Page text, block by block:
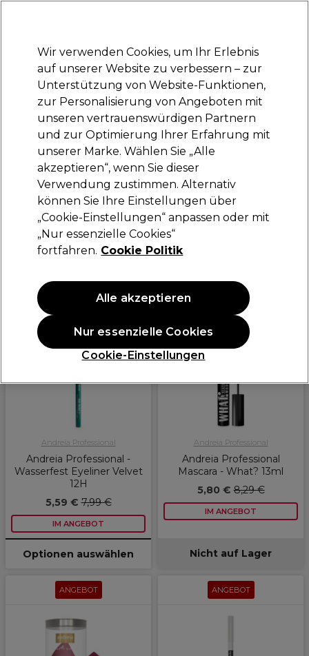
Anmelden
Marken Deals Haare Elektrogeräte Saloneinrichtung
Lieferung und Lieferzeiten
– mehr erfahren
Kosmetik Make-up und Accessoires
Augen
Filters
weitere
Farbtöne
Andreia Professional
Andreia Professional -
Wasserfest Eyeliner Velvet
12H
5,59 €7,99 €
IM ANGEBOT
Optionen auswählen
ANGEBOT
Andreia Professional
Andreia Professional
Mascara - What? 13ml
5,80 €8,29 €
IM ANGEBOT
Nicht auf Lager
ANGEBOT ANGEBOT
Wir verwenden Cookies, um Ihr Erlebnis
auf unserer Website zu verbessern – zur
Unterstützung von Website-Funktionen,
zur Personalisierung von Angeboten mit
unseren vertrauenswürdigen Partnern
und zur Optimierung Ihrer Erfahrung mit
unserer Marke. Wählen Sie „Alle
akzeptieren“, wenn Sie dieser
Verwendung zustimmen. Alternativ
können Sie Ihre Einstellungen über
„Cookie-Einstellungen“ anpassen oder mit
„Nur essenzielle Cookies“
fortfahren. Cookie Politik
Cookie-Einstellungen
Nur essenzielle Cookies
Alle akzeptieren